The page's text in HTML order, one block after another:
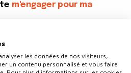
m'engager pour ma
les données de nos visiteurs,
un contenu personnalisé et vous faire